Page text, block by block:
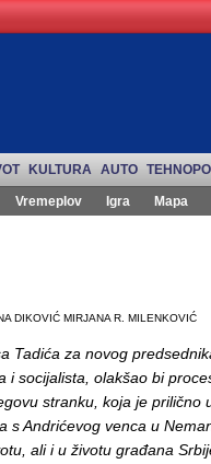
KULTURA AUTO
Vremeplov Igra Mapa
DIKOVIĆ MIRJANA R. MILENKOVIĆ
Tadića za novog
i socijalista, olakšao bi
stranku, koja je prilično
s Andrićevog venca u
ali i u životu građana